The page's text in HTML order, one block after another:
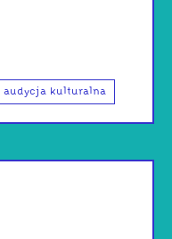
audycja kulturalna